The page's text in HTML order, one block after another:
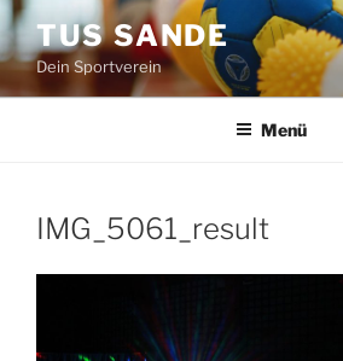
Zum
Inhalt
springen
TUS SANDE
Dein Sportverein
Menü
IMG_5061_result